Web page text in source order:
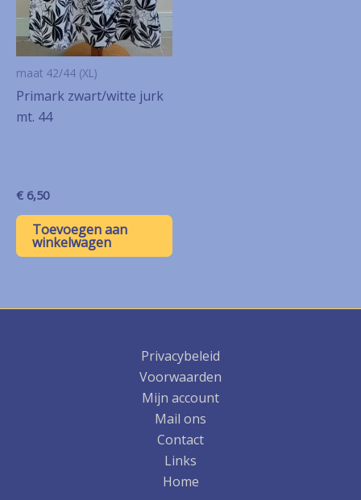
maat 42/44 (XL)
Primark zwart/witte jurk
mt. 44
€ 6,50
Toevoegen aan
winkelwagen
Privacybeleid
Voorwaarden
Mijn account
Mail ons
Contact
Links
Home